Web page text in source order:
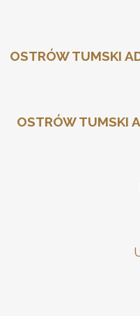
OSTRÓW TUMSKI
OSTRÓW TUMSKI